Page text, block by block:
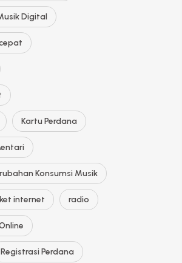
Digital
Kartu Perdana
Konsumsi Musik
internet radio
Registrasi Perdana